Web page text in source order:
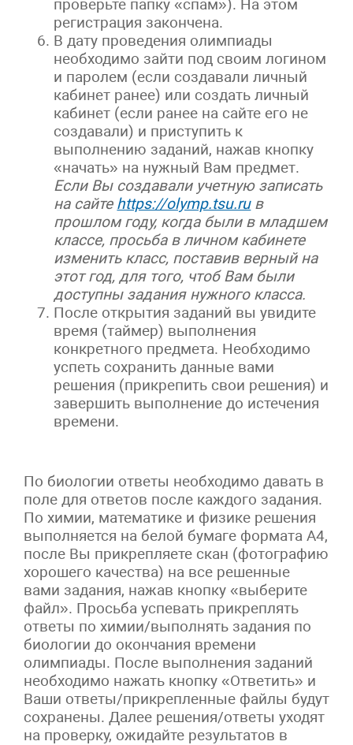
проверьте папку «спам»). На этом
регистрация закончена.
В дату проведения олимпиады
необходимо зайти под своим логином
и паролем (если создавали личный
кабинет ранее) или создать личный
кабинет (если ранее на сайте его не
создавали) и приступить к
выполнению заданий, нажав кнопку
«начать» на нужный Вам предмет.
Если Вы создавали учетную записать
на сайте https://olymp.tsu.ruв
прошлом году, когда были в младшем
классе, просьба в личном кабинете
изменить класс, поставив верный на
этот год, для того, чтоб Вам были
доступны задания нужного класса.
После открытия заданий вы увидите
время (таймер) выполнения
конкретного предмета. Необходимо
успеть сохранить данные вами
решения (прикрепить свои решения) и
завершить выполнение до истечения
времени.
По биологии ответы необходимо давать в
поле для ответов после каждого задания.
По химии, математике и физике решения
выполняется на белой бумаге формата А4,
после Вы прикрепляете скан (фотографию
хорошего качества) на все решенные
вами задания, нажав кнопку «выберите
файл». Просьба успевать прикреплять
ответы по химии/выполнять задания по
биологии до окончания времени
олимпиады. После выполнения заданий
необходимо нажать кнопку «Ответить» и
Ваши ответы/прикрепленные файлы будут
сохранены. Далее решения/ответы уходят
на проверку, ожидайте результатов в